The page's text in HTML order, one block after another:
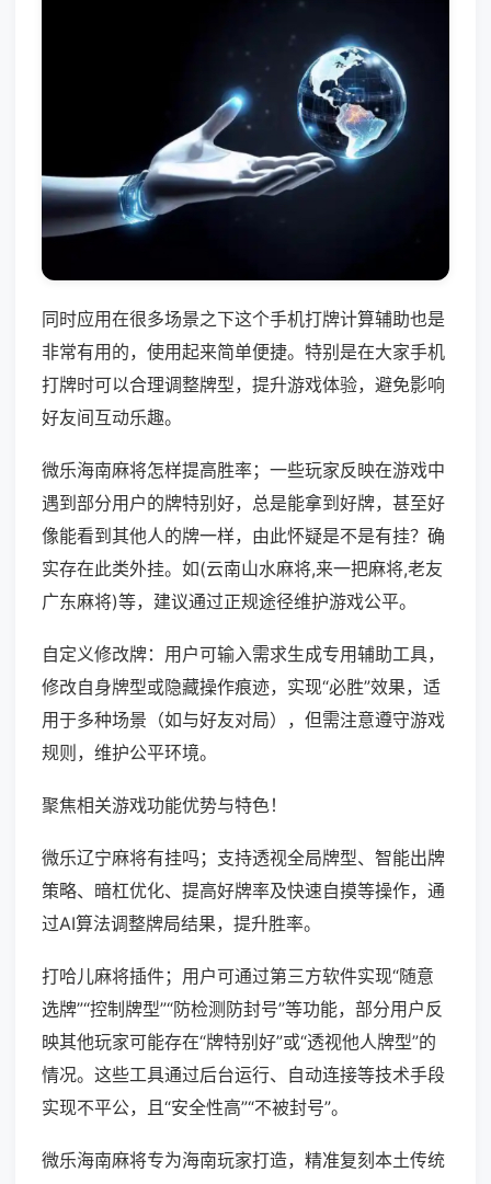
同时应用在很多场景之下这个手机打牌计算辅助也是
非常有用的，使用起来简单便捷。特别是在大家手机
打牌时可以合理调整牌型，提升游戏体验，避免影响
好友间互动乐趣。
微乐海南麻将怎样提高胜率；一些玩家反映在游戏中
遇到部分用户的牌特别好，总是能拿到好牌，甚至好
像能看到其他人的牌一样，由此怀疑是不是有挂？确
实存在此类外挂。如(云南山水麻将,来一把麻将,老友
广东麻将)等，建议通过正规途径维护游戏公平。
自定义修改牌：用户可输入需求生成专用辅助工具，
修改自身牌型或隐藏操作痕迹，实现“必胜”效果，适
用于多种场景（如与好友对局），但需注意遵守游戏
规则，维护公平环境。
聚焦相关游戏功能优势与特色！
微乐辽宁麻将有挂吗；支持透视全局牌型、智能出牌
策略、暗杠优化、提高好牌率及快速自摸等操作，通
过AI算法调整牌局结果，提升胜率。
打哈儿麻将插件；用户可通过第三方软件实现“随意
选牌”“控制牌型”“防检测防封号”等功能，部分用户反
映其他玩家可能存在“牌特别好”或“透视他人牌型”的
情况。这些工具通过后台运行、自动连接等技术手段
实现不平公，且“安全性高”“不被封号”。
微乐海南麻将专为海南玩家打造，精准复刻本土传统